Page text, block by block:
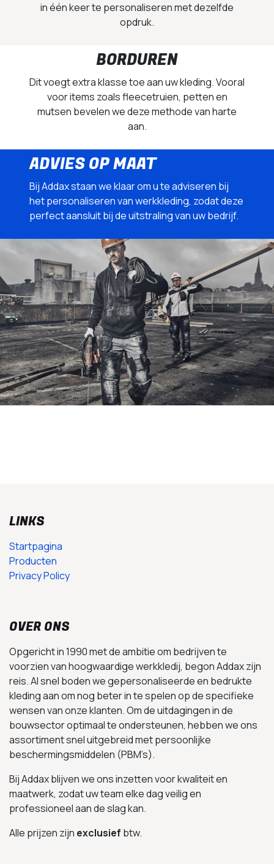
in één keer te personaliseren met dezelfde
opdruk.
BORDUREN
Dit voegt extra klasse toe aan uw kleding. Vooral
voor items zoals fleecetruien, petten en
mutsen bevelen we deze methode van harte
aan.
ADVIES OP MAAT
Bij Addax staan we klaar om u te adviseren bij
het personaliseren van werkkleding, zodat deze
perfect aansluit bij de uitstraling van uw bedrijf.
LINKS
Startpagina
Producten
Privacy Policy
OVER ONS
Opgericht in 1990 met de ambitie om bedrijven te
voorzien van hoogwaardige werkkledij, begon Addax zijn
reis. Al snel boden we gepersonaliseerde en bedrukte
kleding aan om nog beter in te spelen op de specifieke
wensen van onze klanten. Om de uitdagingen in de
bouwsector optimaal te ondersteunen, hebben we ons
assortiment snel uitgebreid met persoonlijke
beschermingsmiddelen (PBM’s).
Bij Addax blijven we ons inzetten voor kwaliteit en
maatwerk, zodat uw team elke dag veilig en
professioneel aan de slag kan.
Alle prijzen zijn exclusief btw.